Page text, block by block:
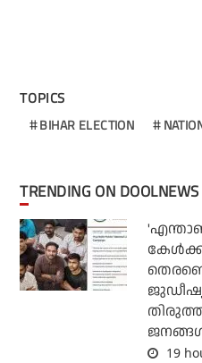
TOPICS
BIHAR ELECTION
TRENDING ON DOOLNEWS
19